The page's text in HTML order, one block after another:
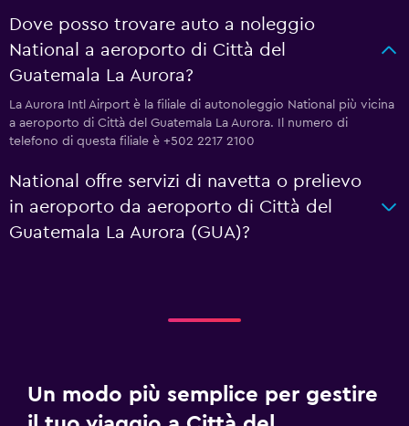
Dove posso trovare auto a noleggio
National a aeroporto di Città del
Guatemala La Aurora?
La Aurora Intl Airport è la filiale di autonoleggio National più vicina
a aeroporto di Città del Guatemala La Aurora. Il numero di
telefono di questa filiale è +502 2217 2100
National offre servizi di navetta o prelievo
in aeroporto da aeroporto di Città del
Guatemala La Aurora (GUA)?
Un modo più semplice per gestire